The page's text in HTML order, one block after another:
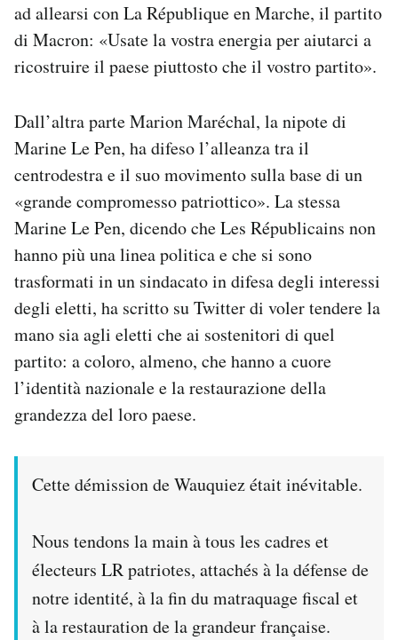
ad allearsi con La République en Marche, il partito
di Macron: «Usate la vostra energia per aiutarci a
ricostruire il paese piuttosto che il vostro partito».
Dall’altra parte Marion Maréchal, la nipote di
Marine Le Pen, ha difeso l’alleanza tra il
centrodestra e il suo movimento sulla base di un
«grande compromesso patriottico». La stessa
Marine Le Pen, dicendo che Les Républicains non
hanno più una linea politica e che si sono
trasformati in un sindacato in difesa degli interessi
degli eletti, ha scritto su Twitter di voler tendere la
mano sia agli eletti che ai sostenitori di quel
partito: a coloro, almeno, che hanno a cuore
l’identità nazionale e la restaurazione della
grandezza del loro paese.
Cette démission de Wauquiez était inévitable.
Nous tendons la main à tous les cadres et
électeurs LR patriotes, attachés à la défense de
notre identité, à la fin du matraquage fiscal et
à la restauration de la grandeur française.